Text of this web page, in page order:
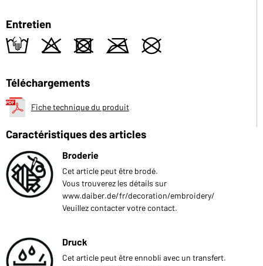
Entretien
t o d m U
Téléchargements
Fiche technique du produit
Caractéristiques des articles
Broderie
Cet article peut être brodé.
Vous trouverez les détails sur
www.daiber.de/fr/decoration/embroidery/
Veuillez contacter votre contact.
Druck
Cet article peut être ennobli avec un transfert.